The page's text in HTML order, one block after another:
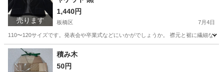
売ります
1,440円
板橋区 7月4日
110〜120サイズです。発表会や卒業式などにいかがでしょうか。 襟元と裾に繊細な
東京 板橋区 キッズ用品
積み木
50円